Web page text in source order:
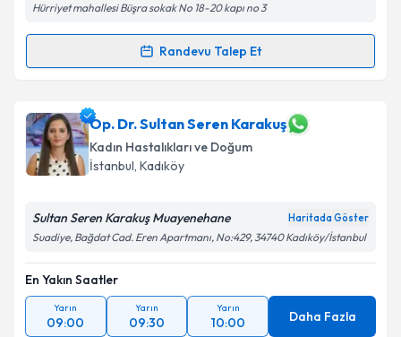
Kişisel verilerimin işlenmesine ilişkin
Metni'ni okudum ve kişisel verilerimin belirtilen
kapsamda işlenmesini kabul ediyorum.
Hürriyet mahallesi Büşra sokak No 18-20 kapı no 3
Randevu Talep Et
Randevu Takvimi Talebi
Doç. Dr. Özgür Bigeiçin randevu takvimi talebi
oluşturun. Size bu uzmandan randevu almanız için bir
takvim hazırlandığında e-posta ile bilgilendireceğiz.
Kişisel verilerimin işlenmesine ilişkin
Metni'ni okudum ve kişisel verilerimin belirtilen
kapsamda işlenmesini kabul ediyorum.
Op. Dr. Sultan Seren Karakuş
Kadın Hastalıkları ve Doğum
İstanbul, Kadıköy
Sultan Seren Karakuş Muayenehane Haritada Göster
Suadiye, Bağdat Cad. Eren Apartmanı, No:429, 34740 Kadıköy/İstanbul
En Yakın Saatler
Yarın
09:00
Yarın
09:30
Yarın
10:00 Daha Fazla